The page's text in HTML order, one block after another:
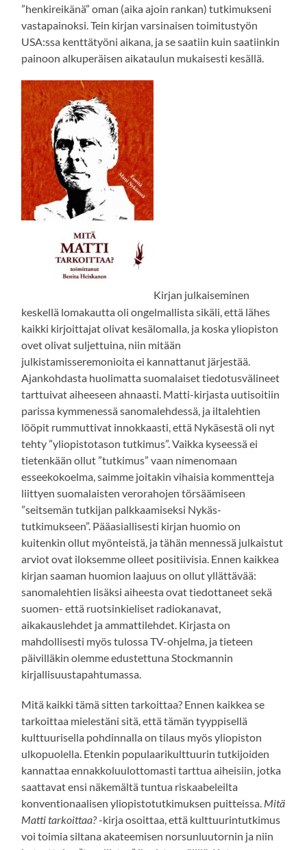
”henkireikänä” oman (aika ajoin rankan) tutkimukseni
vastapainoksi. Tein kirjan varsinaisen toimitustyön
USA:ssa kenttätyöni aikana, ja se saatiin kuin saatiinkin
painoon alkuperäisen aikataulun mukaisesti kesällä.
Kirjan julkaiseminen
keskellä lomakautta oli ongelmallista sikäli, että lähes
kaikki kirjoittajat olivat kesälomalla, ja koska yliopiston
ovet olivat suljettuina, niin mitään
julkistamisseremonioita ei kannattanut järjestää.
Ajankohdasta huolimatta suomalaiset tiedotusvälineet
tarttuivat aiheeseen ahnaasti. Matti-kirjasta uutisoitiin
parissa kymmenessä sanomalehdessä, ja iltalehtien
lööpit rummuttivat innokkaasti, että Nykäsestä oli nyt
tehty ”yliopistotason tutkimus”. Vaikka kyseessä ei
tietenkään ollut ”tutkimus” vaan nimenomaan
esseekokoelma, saimme joitakin vihaisia kommentteja
liittyen suomalaisten verorahojen törsäämiseen
”seitsemän tutkijan palkkaamiseksi Nykäs-
tutkimukseen”. Pääasiallisesti kirjan huomio on
kuitenkin ollut myönteistä, ja tähän mennessä julkaistut
arviot ovat iloksemme olleet positiivisia. Ennen kaikkea
kirjan saaman huomion laajuus on ollut yllättävää:
sanomalehtien lisäksi aiheesta ovat tiedottaneet sekä
suomen- että ruotsinkieliset radiokanavat,
aikakauslehdet ja ammattilehdet. Kirjasta on
mahdollisesti myös tulossa TV-ohjelma, ja tieteen
päivilläkin olemme edustettuna Stockmannin
kirjallisuustapahtumassa.
Mitä kaikki tämä sitten tarkoittaa? Ennen kaikkea se
tarkoittaa mielestäni sitä, että tämän tyyppisellä
kulttuurisella pohdinnalla on tilaus myös yliopiston
ulkopuolella. Etenkin populaarikulttuurin tutkijoiden
kannattaa ennakkoluulottomasti tarttua aiheisiin, jotka
saattavat ensi näkemältä tuntua riskaabeleilta
konventionaalisen yliopistotutkimuksen puitteissa. Mitä
Matti tarkoittaa?-kirja osoittaa, että kulttuurintutkimus
voi toimia siltana akateemisen norsunluutornin ja niin